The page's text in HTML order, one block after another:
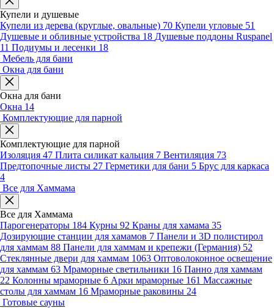
Купели и душевые
Купели из дерева (круглые, овальные) 70 Купели угловые 51
Душевые и обливные устройства 18 Душевые поддоны Ruspanel
11 Подиумы и лесенки 18
Мебель для бани
Окна для бани
Окна для бани
Окна 14
Комплектующие для парной
Комплектующие для парной
Изоляция 47 Плита силикат кальция 7 Вентиляция 73
Предтопочные листы 27 Герметики для бани 5 Брус для каркаса
4
Все для Хаммама
Все для Хаммама
Парогенераторы 184 Курны 92 Краны для хамама 35
Дозирующие станции для хамамов 7 Панели и 3D полистирол
для хаммам 88 Панели для хаммам и крепежи (Германия) 52
Стеклянные двери для хаммам 1063 Оптоволоконное освещение
для хаммам 63 Мраморные светильники 16 Панно для хаммам
22 Колонны мраморные 6 Арки мраморные 161 Массажные
столы для хаммам 16 Мраморные раковины 24
Готовые сауны